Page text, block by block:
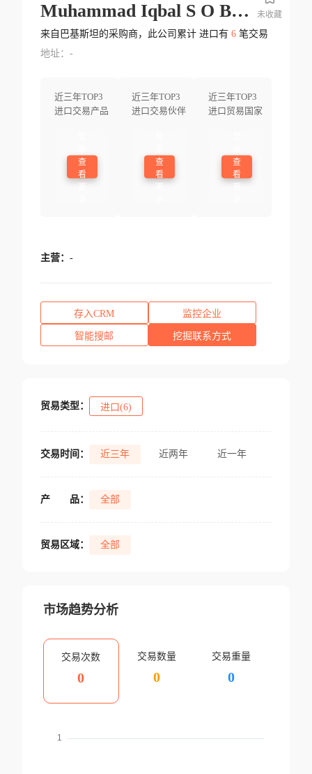
Muhammad Iqbal S O Baha Ud Din
来自巴基斯坦的采购商，此公司累计 进口有 6笔交易
地址：-
近三年TOP3
进口交易产品
查
看
近三年TOP3
进口交易伙伴
查
看
近三年TOP3
进口贸易国家
查
看
未收藏
主营： -
存入CRM 监控企业
智能搜邮 挖掘联系方式
贸易类型： 进口(6)
交易时间： 近三年 近两年 近一年
产 品： 全部
贸易区域： 全部
市场趋势分析
交易次数
0
交易数量
0
交易重量
0